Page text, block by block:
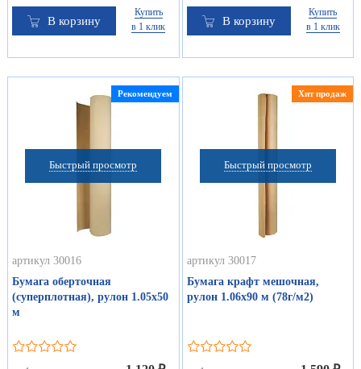
В корзину
Купить
в 1 клик
В корзину
Купить
в 1 клик
Быстрый просмотр
Рекомендуем
артикул 30016
Бумага оберточная
(суперплотная), рулон 1.05х50
м
Быстрый просмотр
Хит продаж
артикул 30017
Бумага крафт мешочная,
рулон 1.06х90 м (78г/м2)